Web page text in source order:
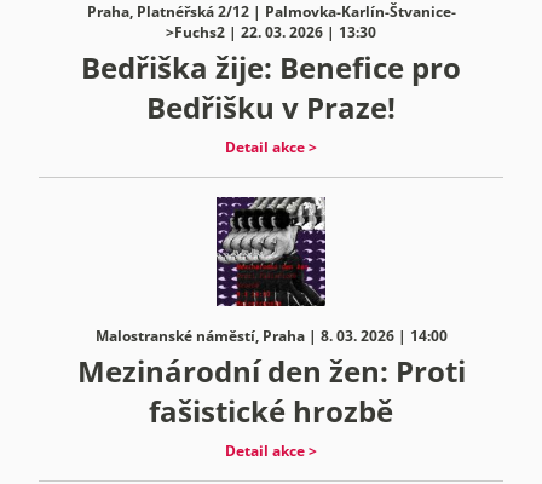
Praha, Platnéřská 2/12 | Palmovka-Karlín-Štvanice-
>Fuchs2 | 22. 03. 2026 | 13:30
Bedřiška žije: Benefice pro
Bedřišku v Praze!
Detail akce >
Malostranské náměstí, Praha | 8. 03. 2026 | 14:00
Mezinárodní den žen: Proti
fašistické hrozbě
Detail akce >